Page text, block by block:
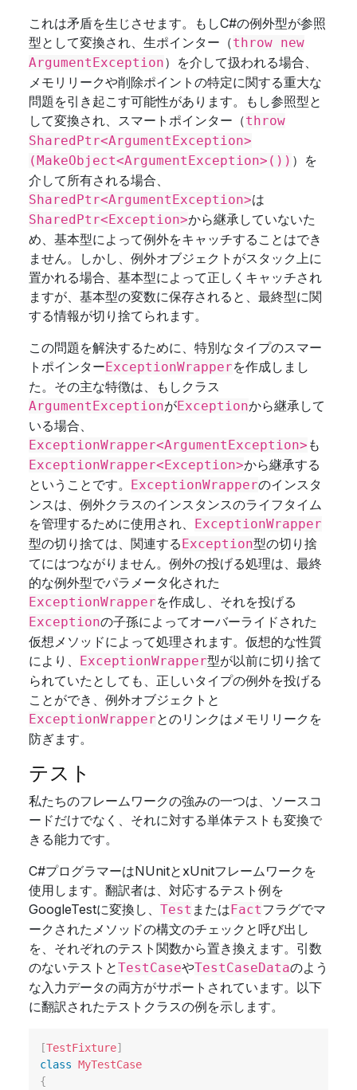
これは矛盾を生じさせます。もしC#の例外型が参照
型として変換され、生ポインター（throw new
ArgumentException）を介して扱われる場合、
メモリリークや削除ポイントの特定に関する重大な
問題を引き起こす可能性があります。もし参照型と
して変換され、スマートポインター（throw
SharedPtr<ArgumentException>
(MakeObject<ArgumentException>()) ）を
介して所有される場合、
SharedPtr<ArgumentException>は
SharedPtr<Exception>から継承していないた
め、基本型によって例外をキャッチすることはでき
ません。しかし、例外オブジェクトがスタック上に
置かれる場合、基本型によって正しくキャッチされ
ますが、基本型の変数に保存されると、最終型に関
する情報が切り捨てられます。
この問題を解決するために、特別なタイプのスマー
トポインターExceptionWrapperを作成しまし
た。その主な特徴は、もしクラス
ArgumentExceptionがExceptionから継承して
いる場合、
ExceptionWrapper<ArgumentException> も
ExceptionWrapper<Exception>から継承する
ということです。 ExceptionWrapperのインスタ
ンスは、例外クラスのインスタンスのライフタイム
を管理するために使用され、 ExceptionWrapper
型の切り捨ては、関連するException型の切り捨
てにはつながりません。例外の投げる処理は、最終
的な例外型でパラメータ化された
ExceptionWrapperを作成し、それを投げる
Exceptionの子孫によってオーバーライドされた
仮想メソッドによって処理されます。仮想的な性質
により、 ExceptionWrapper型が以前に切り捨て
られていたとしても、正しいタイプの例外を投げる
ことができ、例外オブジェクトと
ExceptionWrapperとのリンクはメモリリークを
防ぎます。
テスト
私たちのフレームワークの強みの一つは、ソースコ
ードだけでなく、それに対する単体テストも変換で
きる能力です。
C#プログラマーはNUnitとxUnitフレームワークを
使用します。翻訳者は、対応するテスト例を
GoogleTestに変換し、 Test またはFactフラグでマ
ークされたメソッドの構文のチェックと呼び出し
を、それぞれのテスト関数から置き換えます。引数
のないテストとTestCaseやTestCaseDataのよう
な入力データの両方がサポートされています。以下
に翻訳されたテストクラスの例を示します。
[TestFixture]
class MyTestCase
{